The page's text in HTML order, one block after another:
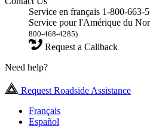
Service en français 1-800-663-
Service pour l'Amérique du
800-468-4285)
Request a Callback
Need help?
Request Roadside Assistance
Français
Español